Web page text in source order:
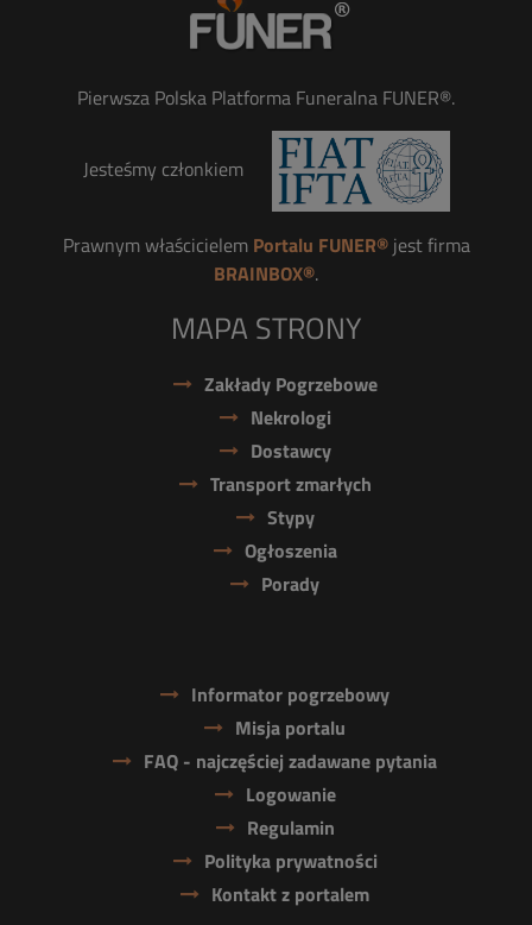
Pierwsza Polska Platforma Funeralna FUNER®.
Jesteśmy członkiem
Prawnym właścicielem Portalu FUNER®jest firma
BRAINBOX®.
MAPA STRONY
Zakłady Pogrzebowe
Nekrologi
Dostawcy
Transport zmarłych
Stypy
Ogłoszenia
Porady
Informator pogrzebowy
Misja portalu
FAQ - najczęściej zadawane pytania
Logowanie
Regulamin
Polityka prywatności
Kontakt z portalem